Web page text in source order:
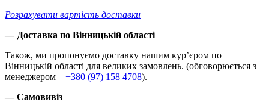
Розрахувати вартість доставки
— Доставка по Вінницькій області
Також, ми пропонуємо доставку нашим кур’єром по
Вінницькій області для великих замовлень. (обговорюється з
менеджером – +380 (97) 158 4708).
— Самовивіз